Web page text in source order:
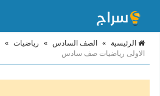
الرئيسية » الصف السادس » رياضيات »
الاولى رياضيات صف سادس